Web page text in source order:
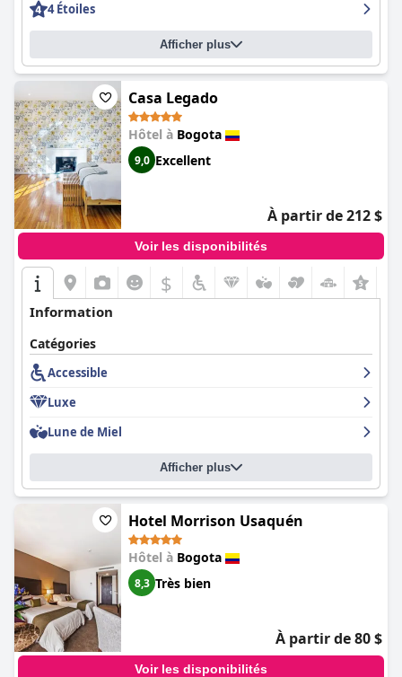
4 Étoiles
Afficher plus
Casa Legado
Hôtel à Bogota
9,0 Excellent
À partir de 212 $
Voir les disponibilités
$
Information
Catégories
Accessible
Luxe
Lune de Miel
Afficher plus
Hotel Morrison Usaquén
Hôtel à Bogota
8,3 Très bien
À partir de 80 $
Voir les disponibilités